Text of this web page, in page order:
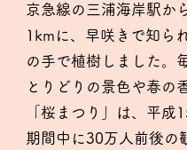
京急線の三浦海岸駅か
1kmに、早咲きで知ら
の手で植樹しました。
とりどりの景色や春の
「桜まつり」は、平
期間中に30万人前後の